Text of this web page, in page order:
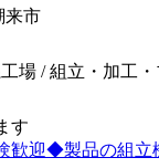
来市
場 / 組立・加工
す